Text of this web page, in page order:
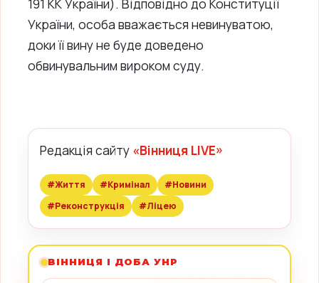
України, особа вважається невинуватою,
доки її вину не буде доведено
обвинувальним вироком суду.
Редакція сайту «Вінниця LIVE»
#Життя #Кримінал
#Новини
#Реконструкція
#Ліцею
ВІННИЦЯ І ДОБА УНР